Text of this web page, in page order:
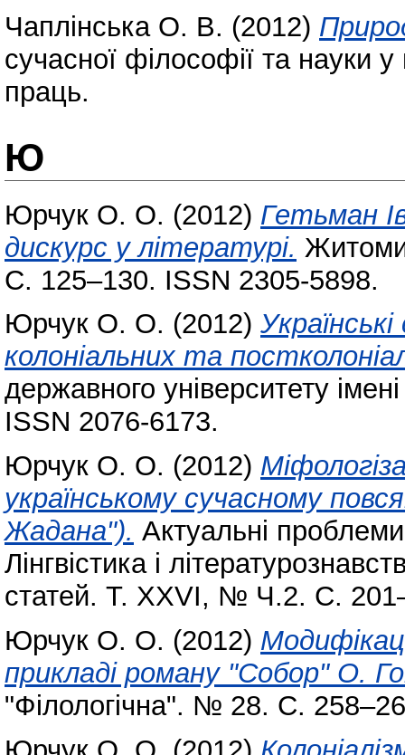
Чаплінська О. В. (2012)
сучасної філософії та науки у
праць.
Ю
Юрчук О. О. (2012) Гетьман
дискурс у літературі.
С. 125–130. ISSN 2305-5898.
Юрчук О. О. (2012)
колоніальних та
державного університету
ISSN 2076-6173.
Юрчук О. О. (2012)
українському сучасному
Жадана"). Актуальні
Лінгвістика і
статей. Т. XXVI, № Ч.2. С.
Юрчук О. О. (2012)
прикладі роману "Собор" О.
"Філологічна". № 28. С.